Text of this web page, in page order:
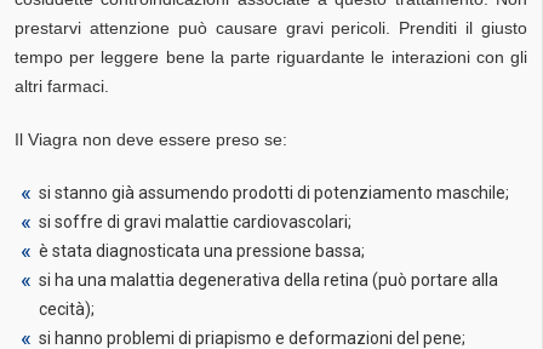
prestarvi attenzione può causare gravi pericoli. Prenditi il giusto
tempo per leggere bene la parte riguardante le interazioni con gli
altri farmaci.
Il Viagra non deve essere preso se:
si stanno già assumendo prodotti di potenziamento maschile;
si soffre di gravi malattie cardiovascolari;
è stata diagnosticata una pressione bassa;
si ha una malattia degenerativa della retina (può portare alla
cecità);
si hanno problemi di priapismo e deformazioni del pene;